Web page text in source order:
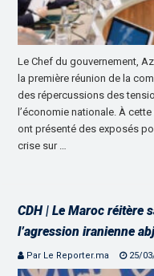
Le Chef du gouvernement,
la première réunion de la
des répercussions des
l’économie nationale. À
ont présenté des exposés
crise sur …
CDH | Le Maroc réitère
l’agression iranienne
Par Le Reporter.ma 25/